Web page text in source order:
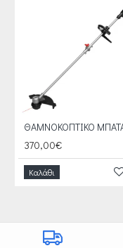
370,00€
Καλάθι